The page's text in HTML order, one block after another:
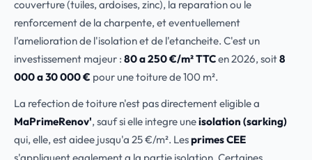
couverture (tuiles, ardoises, zinc), la reparation ou le
renforcement de la charpente, et eventuellement
l'amelioration de l'isolation et de l'etancheite. C'est un
investissement majeur : 80 a 250 €/m² TTCen 2026, soit8
000 a 30 000 € pour une toiture de 100 m².
La refection de toiture n'est pas directement eligible a
MaPrimeRenov', sauf si elle integre uneisolation (sarking)
qui, elle, est aidee jusqu'a 25 €/m². Lesprimes CEE